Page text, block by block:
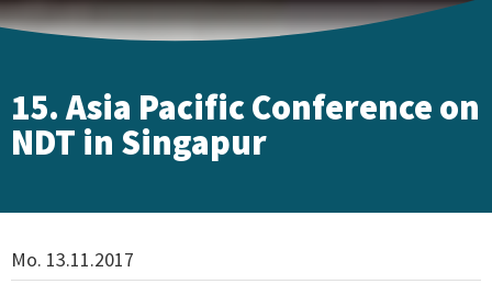
15. Asia Pacific Conference on
NDT in Singapur
Mo. 13.11.2017